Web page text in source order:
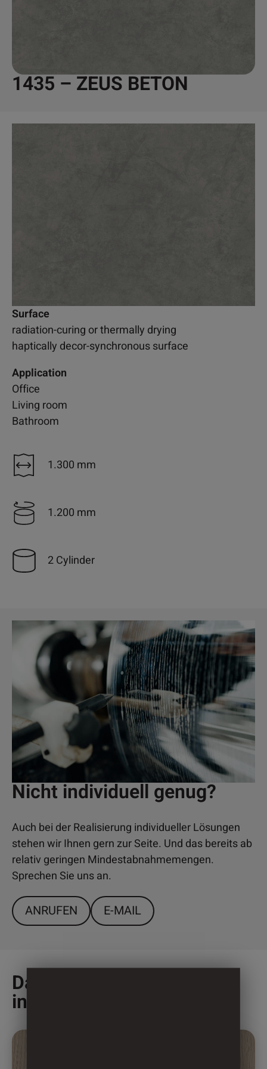
1435 – ZEUS BETON
Surface
radiation-curing or thermally drying
haptically decor-synchronous surface
Application
Office
Living room
Bathroom
1.300 mm
1.200 mm
2 Cylinder
Nicht individuell genug?
Auch bei der Realisierung individueller Lösungen
stehen wir Ihnen gern zur Seite. Und das bereits ab
relativ geringen Mindestabnahmemengen.
Sprechen Sie uns an.
ANRUFEN E-MAIL
Das könnte Sie auch
interessieren
Dieses
Produkt